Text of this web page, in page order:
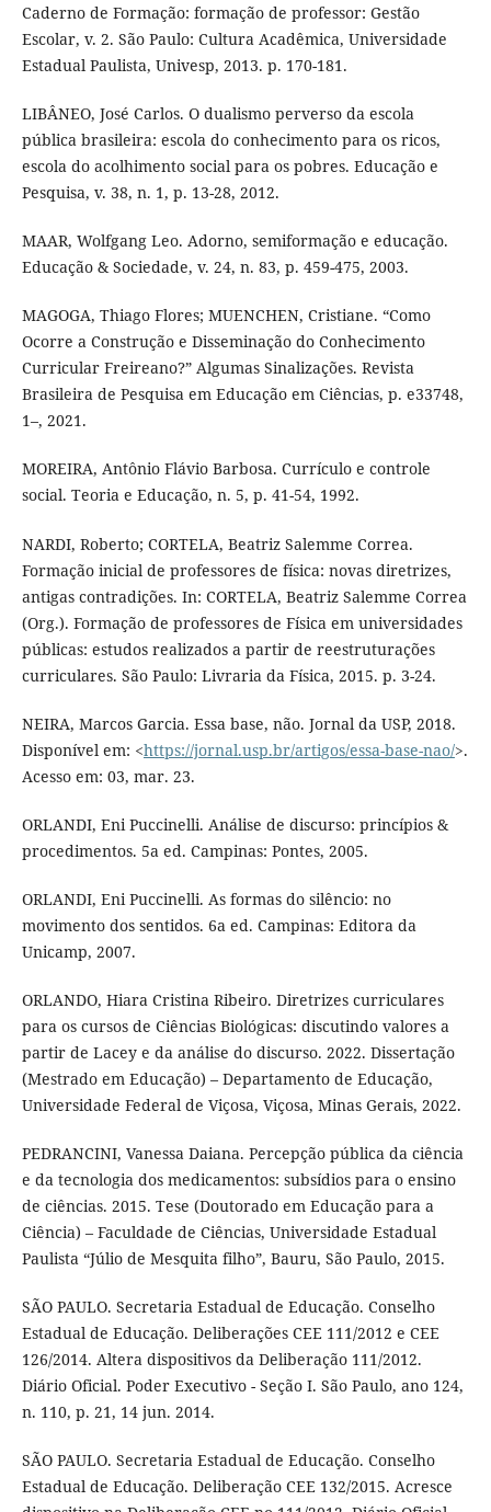
Caderno de Formação: formação de professor: Gestão
Escolar, v. 2. São Paulo: Cultura Acadêmica, Universidade
Estadual Paulista, Univesp, 2013. p. 170-181.
LIBÂNEO, José Carlos. O dualismo perverso da escola
pública brasileira: escola do conhecimento para os ricos,
escola do acolhimento social para os pobres. Educação e
Pesquisa, v. 38, n. 1, p. 13-28, 2012.
MAAR, Wolfgang Leo. Adorno, semiformação e educação.
Educação & Sociedade, v. 24, n. 83, p. 459-475, 2003.
MAGOGA, Thiago Flores; MUENCHEN, Cristiane. “Como
Ocorre a Construção e Disseminação do Conhecimento
Curricular Freireano?” Algumas Sinalizações. Revista
Brasileira de Pesquisa em Educação em Ciências, p. e33748,
1–, 2021.
MOREIRA, Antônio Flávio Barbosa. Currículo e controle
social. Teoria e Educação, n. 5, p. 41-54, 1992.
NARDI, Roberto; CORTELA, Beatriz Salemme Correa.
Formação inicial de professores de física: novas diretrizes,
antigas contradições. In: CORTELA, Beatriz Salemme Correa
(Org.). Formação de professores de Física em universidades
públicas: estudos realizados a partir de reestruturações
curriculares. São Paulo: Livraria da Física, 2015. p. 3-24.
NEIRA, Marcos Garcia. Essa base, não. Jornal da USP, 2018.
Disponível em: <https://jornal.usp.br/artigos/essa-base-nao/>.
Acesso em: 03, mar. 23.
ORLANDI, Eni Puccinelli. Análise de discurso: princípios &
procedimentos. 5a ed. Campinas: Pontes, 2005.
ORLANDI, Eni Puccinelli. As formas do silêncio: no
movimento dos sentidos. 6a ed. Campinas: Editora da
Unicamp, 2007.
ORLANDO, Hiara Cristina Ribeiro. Diretrizes curriculares
para os cursos de Ciências Biológicas: discutindo valores a
partir de Lacey e da análise do discurso. 2022. Dissertação
(Mestrado em Educação) – Departamento de Educação,
Universidade Federal de Viçosa, Viçosa, Minas Gerais, 2022.
PEDRANCINI, Vanessa Daiana. Percepção pública da ciência
e da tecnologia dos medicamentos: subsídios para o ensino
de ciências. 2015. Tese (Doutorado em Educação para a
Ciência) – Faculdade de Ciências, Universidade Estadual
Paulista “Júlio de Mesquita filho”, Bauru, São Paulo, 2015.
SÃO PAULO. Secretaria Estadual de Educação. Conselho
Estadual de Educação. Deliberações CEE 111/2012 e CEE
126/2014. Altera dispositivos da Deliberação 111/2012.
Diário Oficial. Poder Executivo - Seção I. São Paulo, ano 124,
n. 110, p. 21, 14 jun. 2014.
SÃO PAULO. Secretaria Estadual de Educação. Conselho
Estadual de Educação. Deliberação CEE 132/2015. Acresce